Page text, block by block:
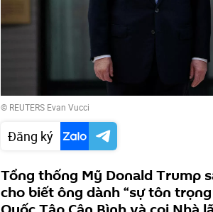
© REUTERS Evan Vucci
Đăng ký
Tổng thống Mỹ Donald Trump
cho biết ông dành “sự tôn